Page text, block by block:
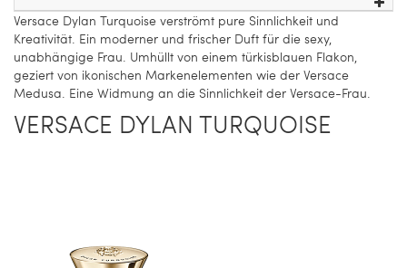
Versace Dylan Turquoise verströmt pure Sinnlichkeit und
Kreativität. Ein moderner und frischer Duft für die sexy,
unabhängige Frau. Umhüllt von einem türkisblauen Flakon,
geziert von ikonischen Markenelementen wie der Versace
Medusa. Eine Widmung an die Sinnlichkeit der Versace-Frau.
VERSACE DYLAN TURQUOISE